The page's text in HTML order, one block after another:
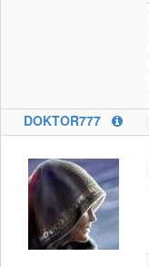
DOKTOR777